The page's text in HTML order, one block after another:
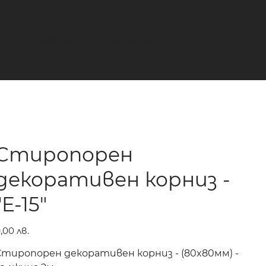
корниз -
15"
лв.
декоративен корниз - (80x80мм) -